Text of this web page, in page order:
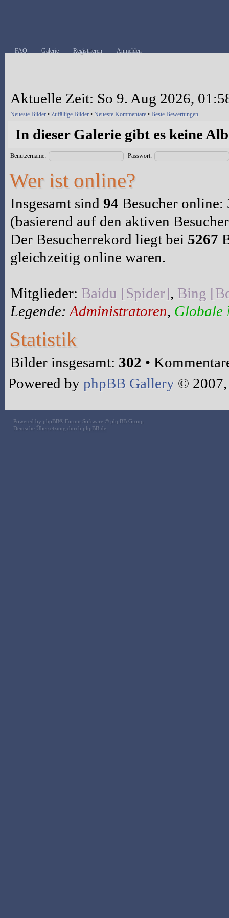
FAQ Galerie Registrieren Anmelden
Aktuelle Zeit: So 9. Aug 2026,
Neueste Bilder • Zufällige Bilder • Neueste Kommentare • Beste Bewertungen
In dieser Galerie gibt es keine
Benutzername: Passwort:
Wer ist online?
Insgesamt sind 94 Besucher online:
(basierend auf den aktiven
Der Besucherrekord liegt bei 5267
gleichzeitig online waren.
Mitglieder: Baidu [Spider], Bing
Legende: Administratoren, Globale
Statistik
Bilder insgesamt: 302 •
Powered by phpBB Gallery ©
Powered by phpBB® Forum Software © phpBB Group
Deutsche Übersetzung durch phpBB.de